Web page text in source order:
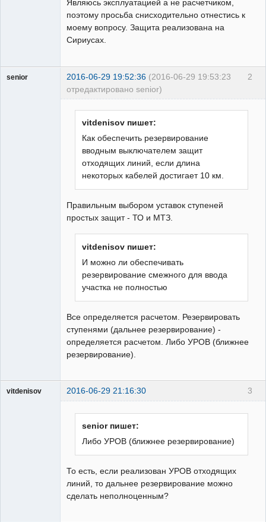
Являюсь эксплуатацией а не расчетчиком,
поэтому просьба снисходительно отнестись к
моему вопросу. Защита реализована на
Сириусах.
2
senior 2016-06-29 19:52:36 (2016-06-29 19:53:23
отредактировано senior)
vitdenisov пишет:
Как обеспечить резервирование
вводным выключателем защит
отходящих линий, если длина
некоторых кабелей достигает 10 км.
Правильным выбором уставок ступеней
простых защит - ТО и МТЗ.
vitdenisov пишет:
И можно ли обеспечивать
резервирование смежного для ввода
участка не полностью
Все определяется расчетом. Резервировать
ступенями (дальнее резервирование) -
определяется расчетом. Либо УРОВ (ближнее
резервирование).
3
vitdenisov 2016-06-29 21:16:30
senior пишет:
Либо УРОВ (ближнее резервирование)
То есть, если реализован УРОВ отходящих
линий, то дальнее резервирование можно
сделать неполноценным?